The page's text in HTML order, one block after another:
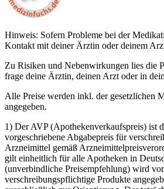
Hinweis: Sofern Probleme bei der
Kontakt mit deiner Ärztin oder deinem
Zu Risiken und Nebenwirkungen lies die
frage deine Ärztin, deinen Arzt oder in
Alle Preise werden inkl. der gesetzlichen
angegeben.
1) Der AVP (Apothekenverkaufspreis) ist
vorgeschriebene Abgabepreis für
Arzneimittel gemäß
gilt einheitlich für alle Apotheken in
(unverbindliche Preisempfehlung) wird
verschreibungspflichtige Produkte